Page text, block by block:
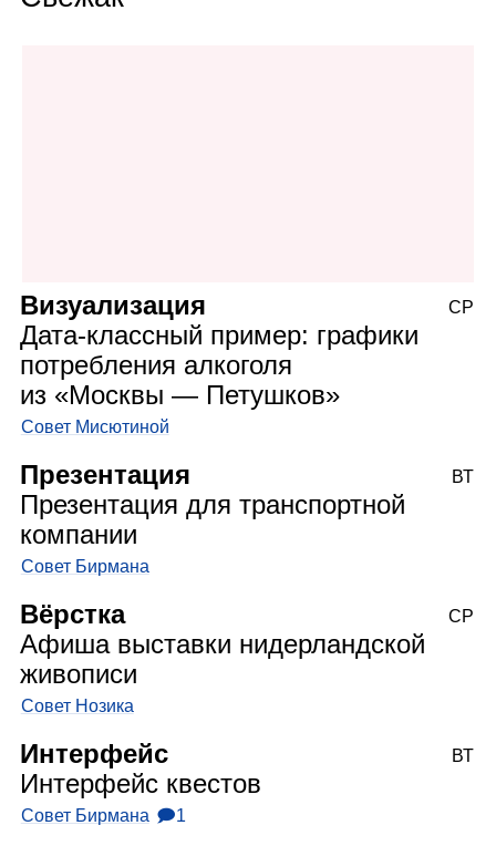
Визуализация
Дата‑классный пример: графики
потребления алкоголя
из «Москвы — Петушков»
Совет Мисютиной
СР
Презентация
Презентация для транспортной
компании
Совет Бирмана
ВТ
Вёрстка
Афиша выставки нидерландской
живописи
Совет Нозика
СР
Интерфейс
Интерфейс квестов
Совет Бирмана 🗩1
ВТ